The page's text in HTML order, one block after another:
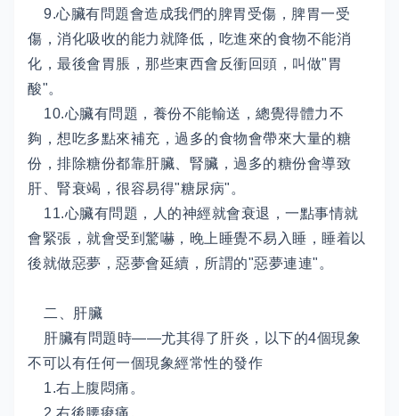
9.心臟有問題會造成我們的脾胃受傷，脾胃一受
傷，消化吸收的能力就降低，吃進來的食物不能消
化，最後會胃脹，那些東西會反衝回頭，叫做"胃
酸"。
10.心臟有問題，養份不能輸送，總覺得體力不
夠，想吃多點來補充，過多的食物會帶來大量的糖
份，排除糖份都靠肝臟、腎臟，過多的糖份會導致
肝、腎衰竭，很容易得"糖尿病"。
11.心臟有問題，人的神經就會衰退，一點事情就
會緊張，就會受到驚嚇，晚上睡覺不易入睡，睡着以
後就做惡夢，惡夢會延續，所謂的"惡夢連連"。
二、肝臟
肝臟有問題時——尤其得了肝炎，以下的4個現象
不可以有任何一個現象經常性的發作
1.右上腹悶痛。
2.右後腰痠痛。